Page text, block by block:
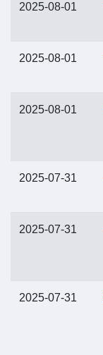
2025-08-01
2025-08-01
2025-08-01
2025-07-31
2025-07-31
2025-07-31